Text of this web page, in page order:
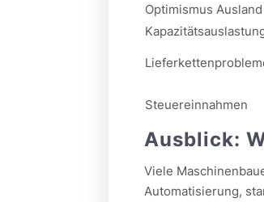
Optimismus Ausland
Steuereinnahmen
Ausblick:
Viele
Automatisierung,